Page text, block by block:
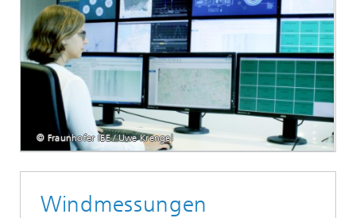
© Fraunhofer IEE / Uwe Krengel
Windmessungen